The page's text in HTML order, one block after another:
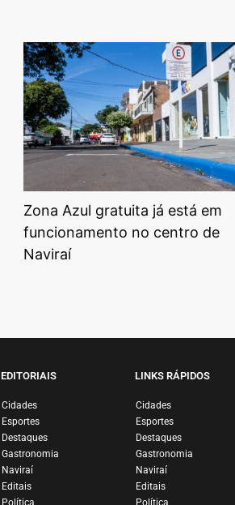
Zona Azul gratuita já está em
funcionamento no centro de
Naviraí
EDITORIAIS
Cidades
Esportes
Destaques
Gastronomia
Naviraí
Editais
Política
LINKS RÁPIDOS
Cidades
Esportes
Destaques
Gastronomia
Naviraí
Editais
Política